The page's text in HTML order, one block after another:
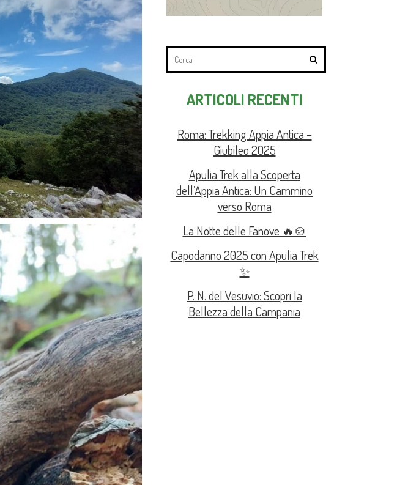
ARTICOLI RECENTI
Roma: Trekking Appia Antica –
Giubileo 2025
Apulia Trek alla Scoperta
dell’Appia Antica: Un Cammino
verso Roma
La Notte delle Fanove 🔥🍲
Capodanno 2025 con Apulia Trek
✨
P. N. del Vesuvio: Scopri la
Bellezza della Campania